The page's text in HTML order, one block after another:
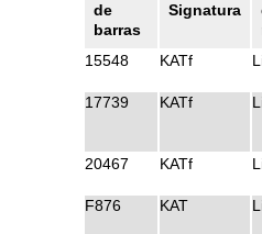
de
barras
Signatura
15548
KATf
17739 KATf
20467 KATf
F876 KAT